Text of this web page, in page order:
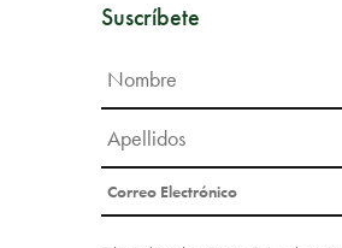
Suscríbete